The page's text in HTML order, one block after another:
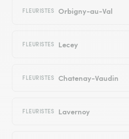
FLEURISTES Orbigny-au-Val
FLEURISTES Lecey
FLEURISTES Chatenay-Vaudin
FLEURISTES Lavernoy